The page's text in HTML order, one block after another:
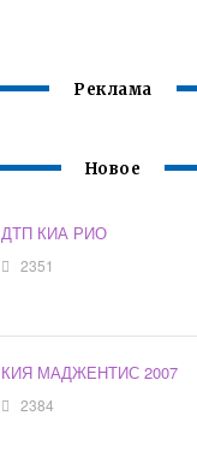
Реклама
Новое
ДТП КИА РИО
2351
КИЯ МАДЖЕНТИС 2007
2384